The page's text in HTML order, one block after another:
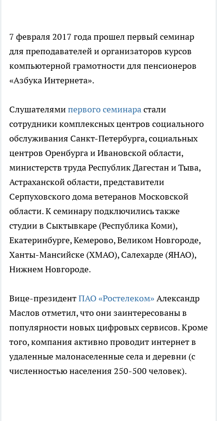
7 февраля 2017 года прошел первый семинар
для преподавателей и организаторов курсов
компьютерной грамотности для пенсионеров
«Азбука Интернета».
Слушателямипервого семинарастали
сотрудники комплексных центров социального
обслуживания Санкт-Петербурга, социальных
центров Оренбурга и Ивановской области,
министерств труда Республик Дагестан и Тыва,
Астраханской области, представители
Серпуховского дома ветеранов Московской
области. К семинару подключились также
студии в Сыктывкаре (Республика Коми),
Екатеринбурге, Кемерово, Великом Новгороде,
Ханты-Мансийске (ХМАО), Салехарде (ЯНАО),
Нижнем Новгороде.
Вице-президентПАО «Ростелеком» Александр
Маслов отметил, что они заинтересованы в
популярности новых цифровых сервисов. Кроме
того, компания активно проводит интернет в
удаленные малонаселенные села и деревни (с
численностью населения 250-500 человек).